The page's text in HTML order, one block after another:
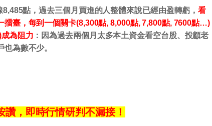
8,485點，過去三個月買進的人整體來說已經由盈轉虧，看
擂臺，每到一個關卡(8,300點, 8,000點, 7,800點, 7600點…)
成為阻力 ：因為過去兩個月太多本土資金看空台股、投顧老
為數不少。
，即時行情研判不漏接！